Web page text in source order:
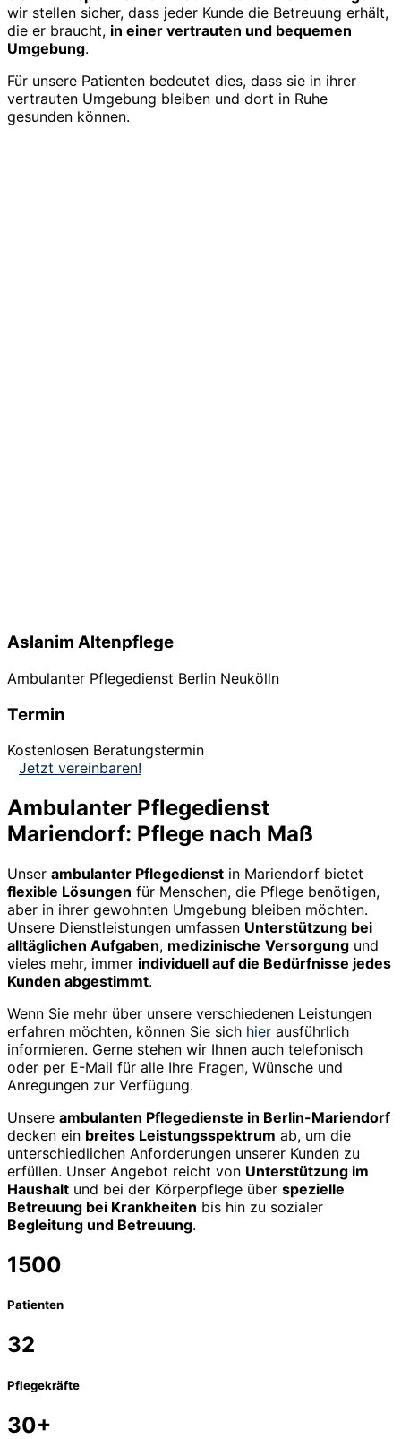
wir stellen sicher, dass jeder Kunde die Betreuung erhält,
die er braucht, in einer vertrauten und bequemen
Umgebung.
Für unsere Patienten bedeutet dies, dass sie in ihrer
vertrauten Umgebung bleiben und dort in Ruhe
gesunden können.
Aslanim Altenpflege
Ambulanter Pflegedienst Berlin Neukölln
Termin
Kostenlosen Beratungstermin
Jetzt vereinbaren!
Ambulanter Pflegedienst
Mariendorf: Pflege nach Maß
Unser ambulanter Pflegedienst in Mariendorf bietet
flexible Lösungen für Menschen, die Pflege benötigen,
aber in ihrer gewohnten Umgebung bleiben möchten.
Unsere Dienstleistungen umfassen Unterstützung bei
alltäglichen Aufgaben, medizinische Versorgung und
vieles mehr, immer individuell auf die Bedürfnisse jedes
Kunden abgestimmt.
Wenn Sie mehr über unsere verschiedenen Leistungen
erfahren möchten, können Sie sich hier ausführlich
informieren. Gerne stehen wir Ihnen auch telefonisch
oder per E-Mail für alle Ihre Fragen, Wünsche und
Anregungen zur Verfügung.
Unsere ambulanten Pflegedienste in Berlin-Mariendorf
decken ein breites Leistungsspektrum ab, um die
unterschiedlichen Anforderungen unserer Kunden zu
erfüllen. Unser Angebot reicht von Unterstützung im
Haushalt und bei der Körperpflege über spezielle
Betreuung bei Krankheiten bis hin zu sozialer
Begleitung und Betreuung.
1500
Patienten
32
Pflegekräfte​
30+